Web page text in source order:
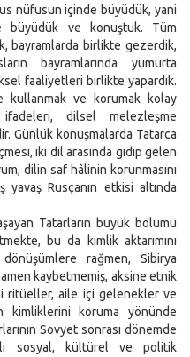
nüfusun içinde büyüdük, yani
büyüdük ve konuştuk. Tüm
bayramlarda birlikte gezerdik,
bayramlarında yumurta
faaliyetleri birlikte yapardık.
kullanmak ve korumak kolay
dilsel melezleşme
Günlük konuşmalarda Tatarca
iki dil arasında gidip gelen
dilin saf hâlinin korunmasını
yavaş Rusçanın etkisi altında
Tatarların büyük bölümü
bu da kimlik aktarımını
rağmen, Sibirya
kaybetmemiş, aksine etnik
ritüeller, aile içi gelenekler ve
kimliklerini koruma yönünde
Sovyet sonrası dönemde
sosyal, kültürel ve politik